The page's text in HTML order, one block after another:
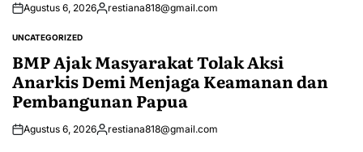
Agustus 6, 2026Posted
restiana818@gmail.com
POSTED
UNCATEGORIZED
BMP Ajak Masyarakat Tolak Aksi
Anarkis Demi Menjaga Keamanan dan
Pembangunan Papua
Agustus 6, 2026Posted
restiana818@gmail.com